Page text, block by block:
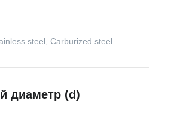
steel, Carburized steel
диаметр (d)